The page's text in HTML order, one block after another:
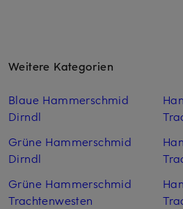
Weitere Kategorien
Blaue Hammerschmid
Dirndl
Grüne Hammerschmid
Dirndl
Grüne Hammerschmid
Trachtenwesten